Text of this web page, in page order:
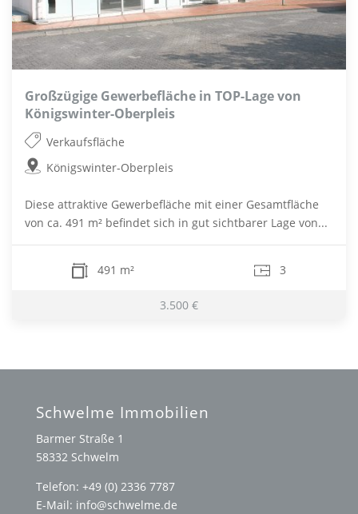
Großzügige Gewerbefläche in TOP-Lage von
Königswinter-Oberpleis
Verkaufsfläche
Königswinter-Oberpleis
Diese attraktive Gewerbefläche mit einer Gesamtfläche
von ca. 491 m² befindet sich in gut sichtbarer Lage von...
491 m² 3
3.500 €
Schwelme Immobilien
Barmer Straße 1
58332 Schwelm
Telefon: +49 (0) 2336 7787
E-Mail: info@schwelme.de